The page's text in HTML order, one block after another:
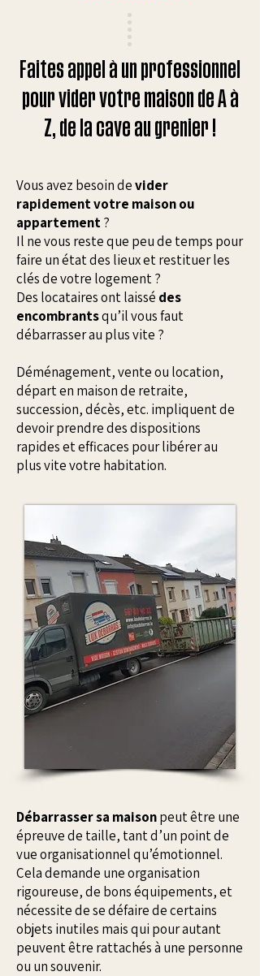
Faites appel à un professionnel
pour vider votre maison de A à
Z, de la cave au grenier !
Vous avez besoin devider
rapidement votre maison ou
appartement?
Il ne vous reste que peu de temps pour
faire un état des lieux et restituer les
clés de votre logement ?
Des locataires ont laissé des
encombrantsqu’il vous faut
débarrasser au plus vite ?
Déménagement, vente ou location,
départ en maison de retraite,
succession, décès, etc. impliquent de
devoir prendre des dispositions
rapides et efficaces pour libérer au
plus vite votre habitation.
Débarrasser sa maisonpeut être une
épreuve de taille, tant d’un point de
vue organisationnel qu’émotionnel.
Cela demande une organisation
rigoureuse, de bons équipements, et
nécessite de se défaire de certains
objets inutiles mais qui pour autant
peuvent être rattachés à une personne
ou un souvenir.